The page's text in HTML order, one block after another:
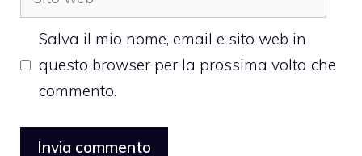
web
Salva il mio nome, email e sito web in
questo browser per la prossima volta che
commento.